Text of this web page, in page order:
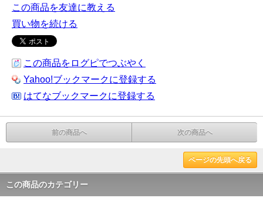
この商品を友達に教える
買い物を続ける
この商品をログピでつぶやく
Yahoo!ブックマークに登録する
はてなブックマークに登録する
前の商品へ 次の商品へ
ページの先頭へ戻る
この商品のカテゴリー